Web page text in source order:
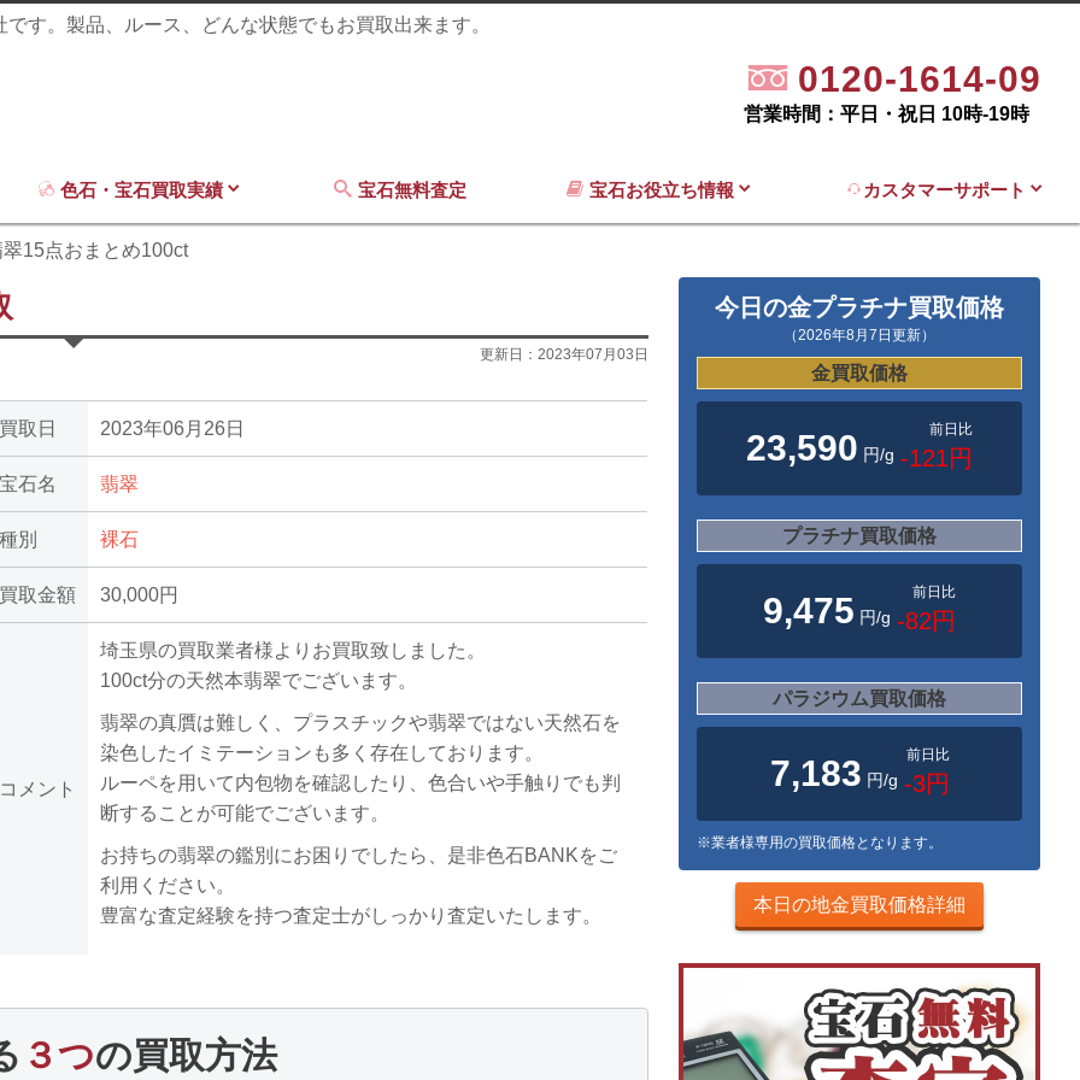
す。製品、ルース、どんな状態でもお買取出来ます。
0120-1614-09
営業時間：平日・祝日 10時-19時
色石・宝石買取実績 宝石無料査定 宝石お役立ち情報 カスタマーサポート
15点おまとめ100ct
更新日： 2023年07月03日
買取日 2023年06月26日
宝石名 翡翠
種別 裸石
買取金額 30,000円
コメント
埼玉県の買取業者様よりお買取致しました。
100ct分の天然本翡翠でございます。
翡翠の真贋は難しく、プラスチックや翡翠ではない天然石を
染色したイミテーションも多く存在しております。
ルーペを用いて内包物を確認したり、色合いや手触りでも判
断することが可能でございます。
お持ちの翡翠の鑑別にお困りでしたら、是非色石BANKをご
利用ください。
豊富な査定経験を持つ査定士がしっかり査定いたします。
３つの買取方法
今日の金プラチナ買取価格
（2026年8月7日更新）
金買取価格
23,590 円/g
前日比
-121円
プラチナ買取価格
9,475 円/g
前日比
-82円
パラジウム買取価格
7,183 円/g
前日比
-3円
※業者様専用の買取価格となります。
本日の地金買取価格詳細